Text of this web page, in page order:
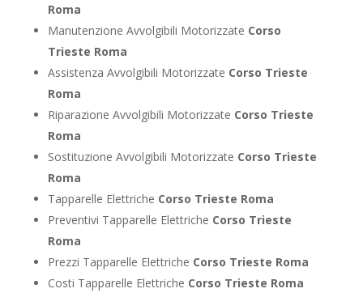
Roma
Manutenzione Avvolgibili Motorizzate Corso
Trieste Roma
Assistenza Avvolgibili Motorizzate Corso Trieste
Roma
Riparazione Avvolgibili Motorizzate Corso Trieste
Roma
Sostituzione Avvolgibili Motorizzate Corso Trieste
Roma
Tapparelle Elettriche Corso Trieste Roma
Preventivi Tapparelle Elettriche Corso Trieste
Roma
Prezzi Tapparelle Elettriche Corso Trieste Roma
Costi Tapparelle Elettriche Corso Trieste Roma